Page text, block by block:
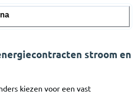
alleen stroom
stroom en
kiezen voor een vast